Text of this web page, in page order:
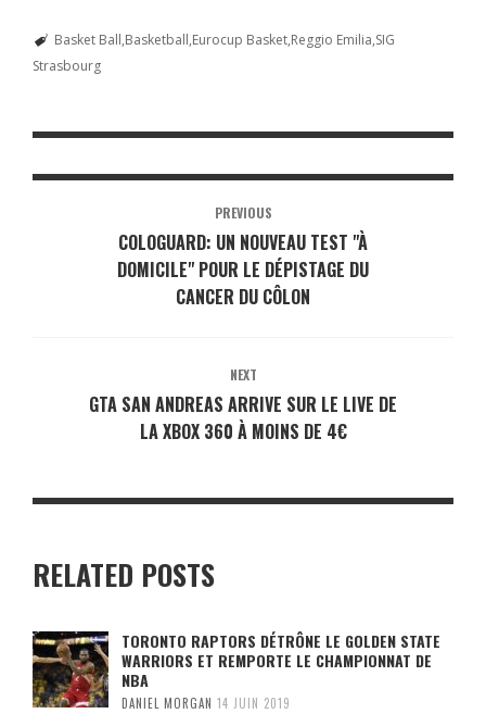
Basket Ball Basketball Eurocup Basket Reggio Emilia SIG
Strasbourg
PREVIOUS
COLOGUARD: UN NOUVEAU TEST "À
DOMICILE" POUR LE DÉPISTAGE DU
CANCER DU CÔLON
NEXT
GTA SAN ANDREAS ARRIVE SUR LE LIVE DE
LA XBOX 360 À MOINS DE 4€
RELATED POSTS
TORONTO RAPTORS DÉTRÔNE LE GOLDEN STATE
WARRIORS ET REMPORTE LE CHAMPIONNAT DE
NBA
DANIEL MORGAN 14 JUIN 2019